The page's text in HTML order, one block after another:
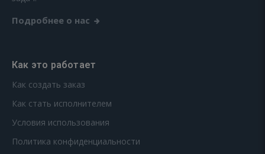
Подробнее о нас
Как это работает
Как создать заказ
Как стать исполнителем
Условия использования
Политика конфиденциальности